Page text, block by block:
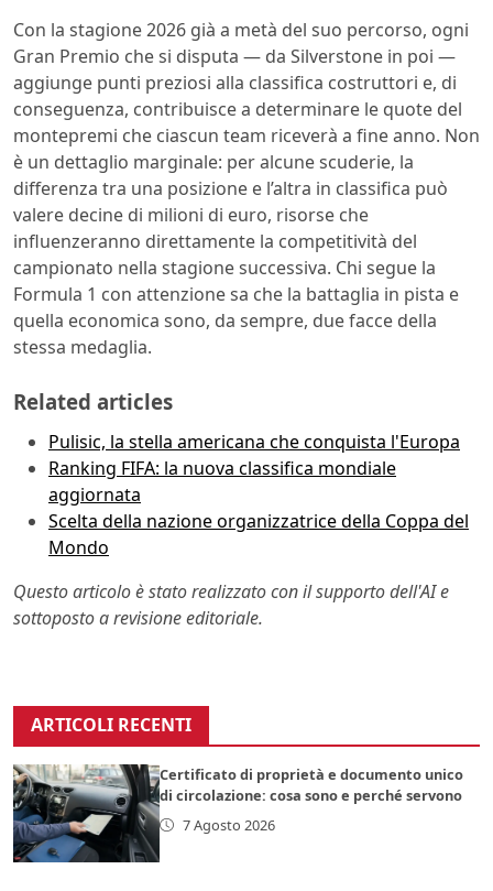
Con la stagione 2026 già a metà del suo percorso, ogni
Gran Premio che si disputa — da Silverstone in poi —
aggiunge punti preziosi alla classifica costruttori e, di
conseguenza, contribuisce a determinare le quote del
montepremi che ciascun team riceverà a fine anno. Non
è un dettaglio marginale: per alcune scuderie, la
differenza tra una posizione e l’altra in classifica può
valere decine di milioni di euro, risorse che
influenzeranno direttamente la competitività del
campionato nella stagione successiva. Chi segue la
Formula 1 con attenzione sa che la battaglia in pista e
quella economica sono, da sempre, due facce della
stessa medaglia.
Related articles
Pulisic, la stella americana che conquista l'Europa
Ranking FIFA: la nuova classifica mondiale
aggiornata
Scelta della nazione organizzatrice della Coppa del
Mondo
Questo articolo è stato realizzato con il supporto dell'AI e
sottoposto a revisione editoriale.
ARTICOLI RECENTI
Certificato di proprietà e documento unico
di circolazione: cosa sono e perché servono
7 Agosto 2026